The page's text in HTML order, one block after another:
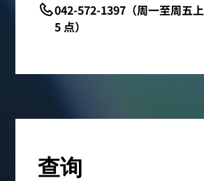
042-572-1397（周一至周五
5 点）
查询